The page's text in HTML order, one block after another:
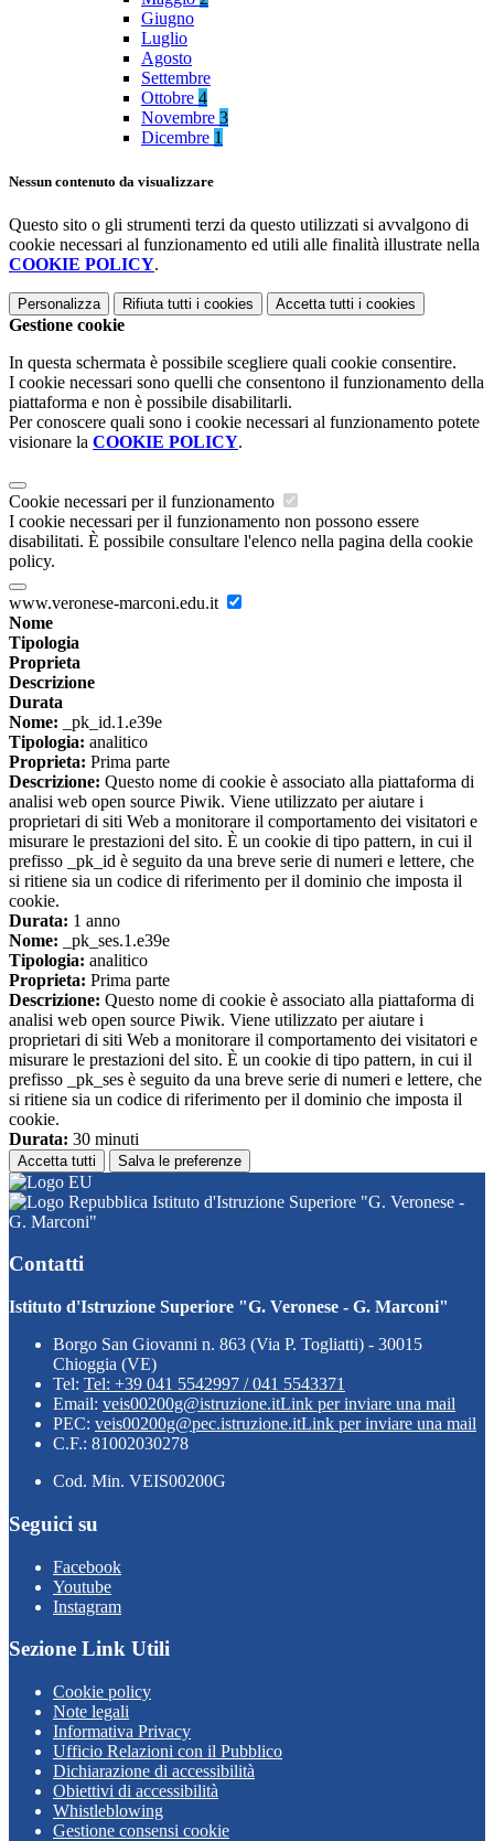
Giugno
Luglio
Agosto
Settembre
Ottobre 4
Novembre 3
Dicembre 1
Nessun contenuto da visualizzare
Questo sito o gli strumenti terzi da questo utilizzati si avvalgono di
cookie necessari al funzionamento ed utili alle finalità illustrate nella
COOKIE POLICY.
Personalizza Rifiuta tutti i cookies Accetta tutti i cookies
Gestione cookie
In questa schermata è possibile scegliere quali cookie consentire.
I cookie necessari sono quelli che consentono il funzionamento della
piattaforma e non è possibile disabilitarli.
Per conoscere quali sono i cookie necessari al funzionamento potete
visionare la COOKIE POLICY.
Cookie necessari per il funzionamento
I cookie necessari per il funzionamento non possono essere
disabilitati. È possibile consultare l'elenco nella pagina della cookie
policy.
www.veronese-marconi.edu.it
Nome
Tipologia
Proprieta
Descrizione
Durata
Nome: _pk_id.1.e39e
Tipologia: analitico
Proprieta: Prima parte
Descrizione: Questo nome di cookie è associato alla piattaforma di
analisi web open source Piwik. Viene utilizzato per aiutare i
proprietari di siti Web a monitorare il comportamento dei visitatori e
misurare le prestazioni del sito. È un cookie di tipo pattern, in cui il
prefisso _pk_id è seguito da una breve serie di numeri e lettere, che
si ritiene sia un codice di riferimento per il dominio che imposta il
cookie.
Durata: 1 anno
Nome: _pk_ses.1.e39e
Tipologia: analitico
Proprieta: Prima parte
Descrizione: Questo nome di cookie è associato alla piattaforma di
analisi web open source Piwik. Viene utilizzato per aiutare i
proprietari di siti Web a monitorare il comportamento dei visitatori e
misurare le prestazioni del sito. È un cookie di tipo pattern, in cui il
prefisso _pk_ses è seguito da una breve serie di numeri e lettere, che
si ritiene sia un codice di riferimento per il dominio che imposta il
cookie.
Durata: 30 minuti
Accetta tutti Salva le preferenze
Istituto d'Istruzione Superiore "G. Veronese -
G. Marconi"
Contatti
Istituto d'Istruzione Superiore "G. Veronese - G. Marconi"
Borgo San Giovanni n. 863 (Via P. Togliatti) - 30015
Chioggia (VE)
Tel: Tel: +39 041 5542997 / 041 5543371
Email: veis00200g@istruzione.itLink per inviare una mail
PEC: veis00200g@pec.istruzione.itLink per inviare una mail
C.F.: 81002030278
Cod. Min. VEIS00200G
Seguici su
Facebook
Youtube
Instagram
Sezione Link Utili
Cookie policy
Note legali
Informativa Privacy
Ufficio Relazioni con il Pubblico
Dichiarazione di accessibilità
Obiettivi di accessibilità
Whistleblowing
Gestione consensi cookie